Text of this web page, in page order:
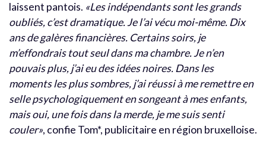
laissent pantois. «Les indépendants sont les grands
oubliés, c’est dramatique. Je l’ai vécu moi-même. Dix
ans de galères financières. Certains soirs, je
m’effondrais tout seul dans ma chambre. Je n’en
pouvais plus, j’ai eu des idées noires. Dans les
moments les plus sombres, j’ai réussi à me remettre en
selle psychologiquement en songeant à mes enfants,
mais oui, une fois dans la merde, je me suis senti
couler», confie Tom*, publicitaire en région bruxelloise.